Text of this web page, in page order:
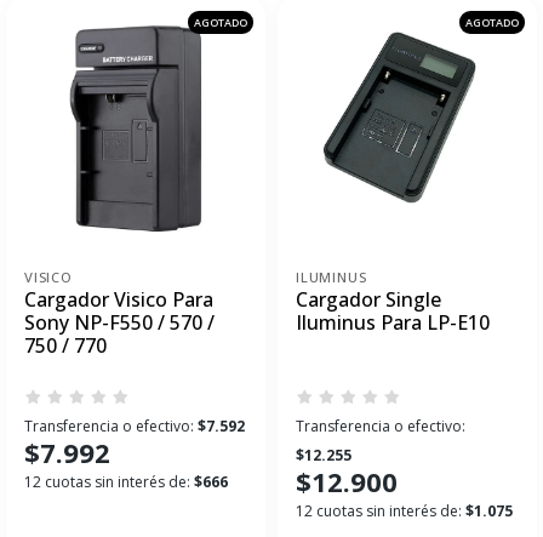
AGOTADO
VISICO
Cargador Visico Para
Sony NP-F550 / 570 /
750 / 770
Transferencia o efectivo: $7.592
$7.992
12 cuotas sin interés de: $666
AGOTADO
ILUMINUS
Cargador Single
Iluminus Para LP-E10
Transferencia o efectivo:
$12.255
$12.900
12 cuotas sin interés de: $1.075